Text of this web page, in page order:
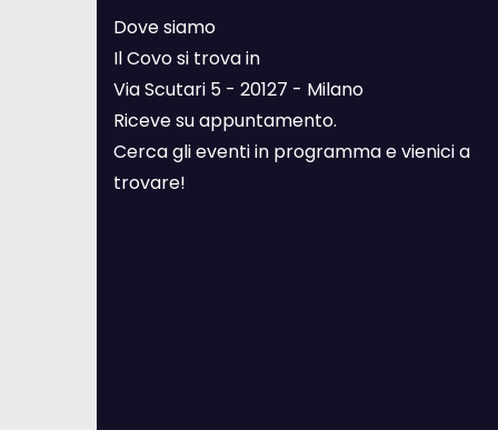
Dove siamo
Il Covo si trova in
Via Scutari 5 - 20127 - Milano
Riceve su appuntamento.
Cerca gli eventi in programma e vienici a
trovare!